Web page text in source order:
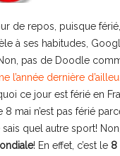
de repos, puisque
à ses habitudes,
pas de Doodle
l’année dernière
ce jour est férié en
mai n’est pas férié
quel autre sport!
! En effet, c’est le 8